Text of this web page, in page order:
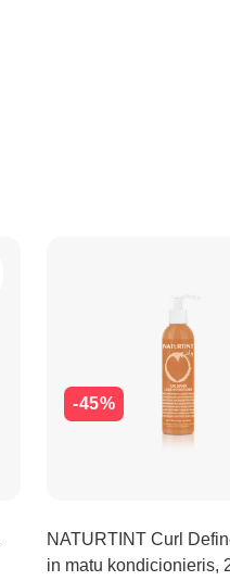
-45%
NATURTINT Curl
in matu kondicionieris,